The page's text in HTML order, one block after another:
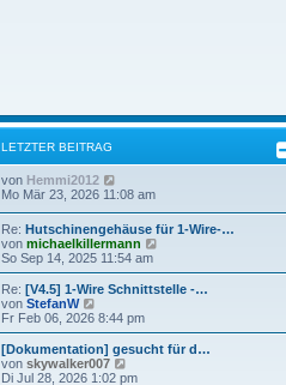
t
r
a
g
LETZTER BEITRAG
von Hemmi2012
e
e
s
t
e
B
i
t
r
a
g
Mo Mär 23, 2026 11:08 am
Re: Hutschinengehäuse für 1-Wire-…
von michaelkillermann
u
e
e
r
B
So Sep 14, 2025 11:54 am
Re: [V4.5] 1-Wire Schnittstelle -…
von StefanW
e
u
e
s
t
Fr Feb 06, 2026 8:44 pm
[Dokumentation] gesucht für d…
von skywalker007
e
Di Jul 28, 2026 1:02 pm